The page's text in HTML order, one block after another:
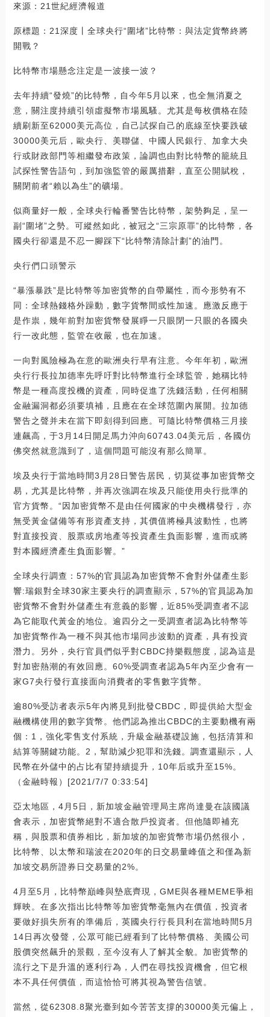
來源：21世紀經濟報道
原標題：21深度丨全球央行“圍堵”比特幣：與法定貨幣終將
開戰？
比特幣市場懸念注定是一波接一波？
去年持續“發燒”的比特幣，自今年5月以來，也全無消夏之
意，關注度持續引領虛擬幣市場風騷。尤其是每枚價格在陸
續刷新至62000美元高位，自己試探自己的底線至快要跌破
30000美元后，歐央行、美聯儲、中國人民銀行、加拿大央
行或財政部門等相繼發布政策，論調也由對比特幣的籠統且
試探性警告語句，到加強監管的嚴厲措辭，直至公開賦稅，
關閉前者“賴以為生”的礦場。
似商量好一般，全球央行輪番警告比特幣，架勢夠足，呈一
副“圍堵”之勢。可縱然如此，被冠之“三宗原罪”的比特幣，各
國央行卻還是不忍一腳踩下“比特幣清除計劃”的油門。
央行們口頭警示
“暴漲暴跌”是比特幣等加密貨幣的自帶屬性，而今形勢有不
同：全球熱錢格外躁動，數字貨幣間或性加速。應激反應于
是作祟，幾年前對加密貨幣發展睜一只眼閉一只眼的各國央
行一改此態，監管在收嚴，也在加速。
一向對風險極為在意的歐洲央行早有注意。今年年初，歐洲
央行行長拉加德率先呼吁對比特幣進行全球監管，她稱比特
幣是一種高度投機的資產，同時促進了洗錢活動，任何相關
金融漏洞都必須要填補，且應在在全球范圍內展開。拉加德
警告之聲并未在當下即刻得到回應。可隨比特幣價格三月接
連飆高，于3月14日開足馬力沖向60743.04美元后，各國仿
佛突然就意識到了，這個問題可能沒有那么簡單。
埃及央行于當地時間3月28日警告居民，切莫從事加密貨幣交
易，尤其是比特幣，并再次強調在埃及只能使用央行批準的
官方貨幣。“因加密貨幣不是由任何國家的中央機構發行，亦
無受黃金儲備等有形資產支持，其價值將極具波動性，也將
對直接投資、股票或房地產等投資產生負面影響，進而或將
對本國經濟產生負面影響。”
全球央行調查：57%的官員認為加密貨幣不會對外儲產生影
響:瑞銀對全球30家主要央行的調查顯示，57%的官員認為加
密貨幣不會對外儲產生有意義的影響，近85%受調查者不認
為它能取代黃金的地位。逾四分之一受調查者認為比特幣等
加密貨幣作為一種不與其他市場同步波動的資產，具有投資
潛力。另外，央行官員們似乎對CBDC持樂觀態度，認為這是
對加密熱潮的有效回應。60%受調查者認為5年內至少會有一
家G7央行發行直接面向消費者的零售數字貨幣。
逾80%受訪者表示5年內將見到批發CBDC，即提供給大型金
融機構使用的數字貨幣。他們認為推出CBDC的主要動機有兩
個：1，強化零售支付系統，升級金融基礎設施，包括清算和
結算等關鍵功能。2，幫助減少犯罪和洗錢。調查還顯示，人
民幣在外儲中的占比有望持續提升，10年后或升至15%。
（金融時報）[2021/7/7 0:33:54]
亞太地區，4月5日，新加坡金融管理局主席尚達曼在該國議
會表示，加密貨幣絕對不適合散戶投資者。但他隨即補充
稱，與股票和債券相比，新加坡的加密貨幣市場仍然很小，
比特幣、以太幣和瑞波在2020年的日交易量峰值之和僅為新
加坡交易所證券日交易量的2%。
4月至5月，比特幣巔峰與墊底齊現，GME與各種MEME爭相
輝映。在多次指出比特幣等加密貨幣毫無內在價值，投資者
要做好損失所有的準備后，英國央行行長貝利在當地時間5月
14日再次發聲，公眾可能已經看到了比特幣價格、美國公司
股價突然飆升的景觀，至今沒有人了解其全貌。加密貨幣的
流行之下是升溫的逐利行為，人們在尋找投資機會，但它根
本不具任何價值，而這恰恰可將其視為警告信號。
當然，從62308.8聚光臺到如今苦苦支撐的30000美元偏上，